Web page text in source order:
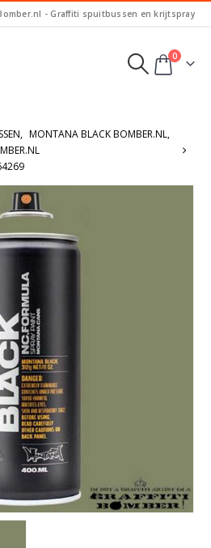
- Graffiti spuitbussen en krijtspray
0
, MONTANA BLACK BOMBER.NL,